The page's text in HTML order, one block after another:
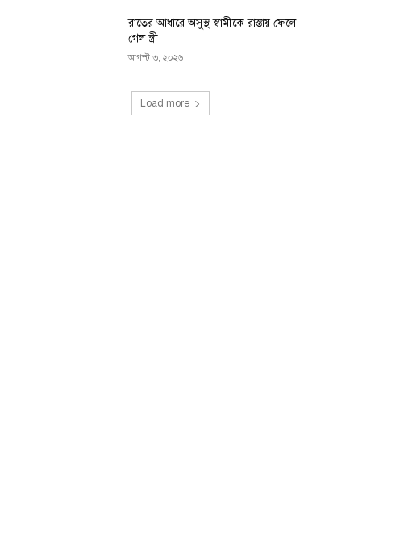
রাতের আধারে অসুস্থ স্বামীকে রাস্তায় ফেলে
গেল স্ত্রী
আগস্ট ৩, ২০২৬
Load more